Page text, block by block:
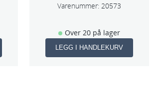
Varenummer: 20573
Over 20 på lager
LEGG I HANDLEKURV